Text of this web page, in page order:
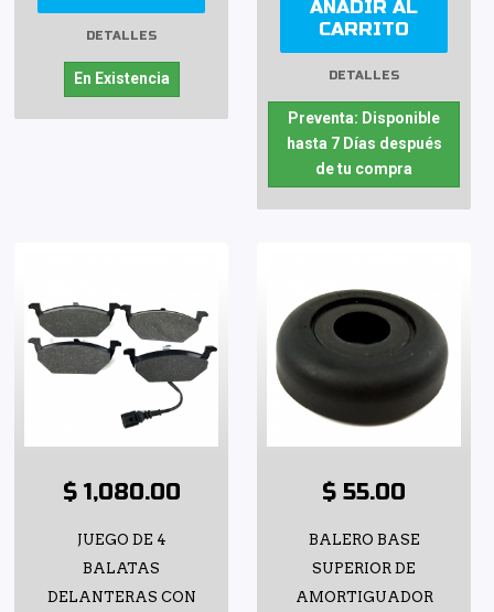
DETALLES
En Existencia
AÑADIR AL
CARRITO
DETALLES
Preventa: Disponible
hasta 7 Días después
de tu compra
$ 1,080.00
JUEGO DE 4
BALATAS
DELANTERAS CON
$ 55.00
BALERO BASE
SUPERIOR DE
AMORTIGUADOR